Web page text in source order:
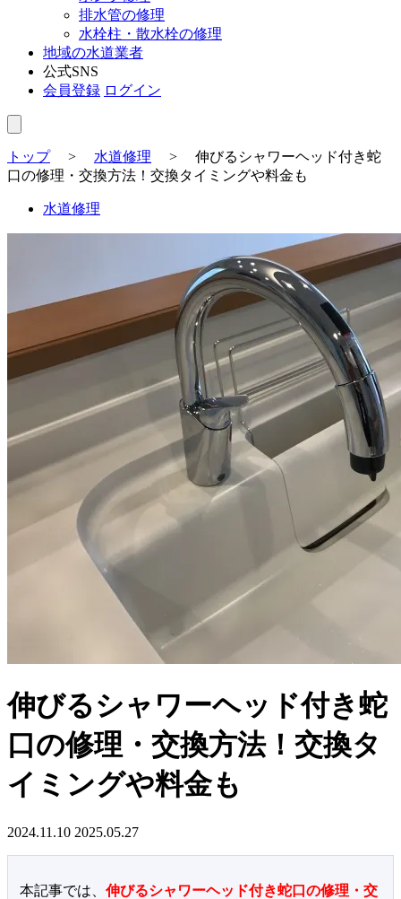
排水管の修理
水栓柱・散水栓の修理
地域の水道業者
公式SNS
会員登録 ログイン
トップ> 水道修理 > 伸びるシャワーヘッド付き蛇
口の修理・交換方法！交換タイミングや料金も
水道修理
伸びるシャワーヘッド付き蛇
口の修理・交換方法！交換タ
イミングや料金も
2024.11.10 2025.05.27
本記事では、 伸びるシャワーヘッド付き蛇口の修理・交